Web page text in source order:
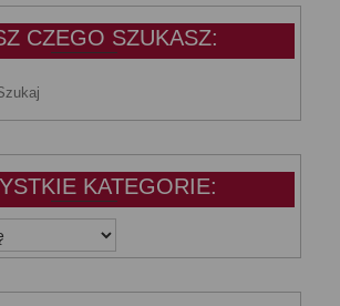
CZEGO SZUKASZ:
KATEGORIE: